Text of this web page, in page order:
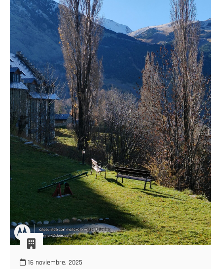
16 noviembre, 2025